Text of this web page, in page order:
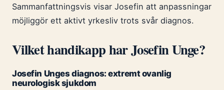
Sammanfattningsvis visar Josefin att anpassningar
möjliggör ett aktivt yrkesliv trots svår diagnos.
Vilket handikapp har Josefin Unge?
Josefin Unges diagnos: extremt ovanlig
neurologisk sjukdom